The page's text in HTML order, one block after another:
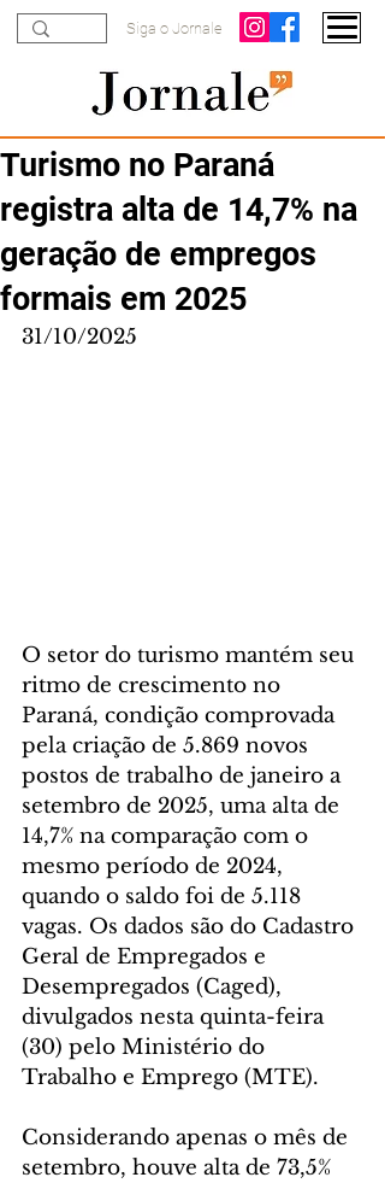
Siga o Jornale
Turismo no Paraná
registra alta de 14,7% na
geração de empregos
formais em 2025
31/10/2025
O setor do turismo mantém seu
ritmo de crescimento no
Paraná, condição comprovada
pela criação de 5.869 novos
postos de trabalho de janeiro a
setembro de 2025, uma alta de
14,7% na comparação com o
mesmo período de 2024,
quando o saldo foi de 5.118
vagas. Os dados são do Cadastro
Geral de Empregados e
Desempregados (Caged),
divulgados nesta quinta-feira
(30) pelo Ministério do
Trabalho e Emprego (MTE).
Considerando apenas o mês de
setembro, houve alta de 73,5%